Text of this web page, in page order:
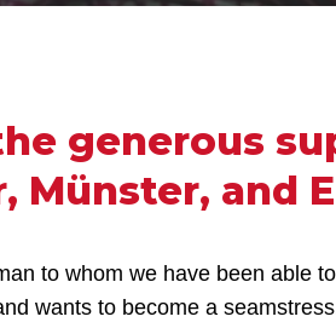
generous
Münster, and
to whom we have been able
wants to become a